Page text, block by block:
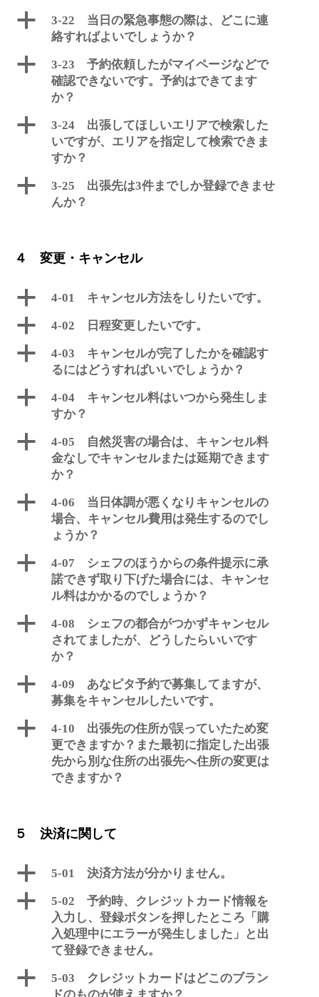
a
3-22 当日の緊急事態の際は、どこに連
絡すればよいでしょうか？
a
3-23 予約依頼したがマイページなどで
確認できないです。予約はできてます
か？
a
3-24 出張してほしいエリアで検索した
いですが、エリアを指定して検索できま
すか？
a
3-25 出張先は3件までしか登録できませ
んか？
４ 変更・キャンセル
a 4-01 キャンセル方法をしりたいです。
a 4-02 日程変更したいです。
a
4-03 キャンセルが完了したかを確認す
るにはどうすればいいでしょうか？
a
4-04 キャンセル料はいつから発生しま
すか？
a
4-05 自然災害の場合は、キャンセル料
金なしでキャンセルまたは延期できます
か？
a
4-06 当日体調が悪くなりキャンセルの
場合、キャンセル費用は発生するのでし
ょうか？
a
4-07 シェフのほうからの条件提示に承
諾できず取り下げた場合には、キャンセ
ル料はかかるのでしょうか？
a
4-08 シェフの都合がつかずキャンセル
されてましたが、どうしたらいいです
か？
a
4-09 あなピタ予約で募集してますが、
募集をキャンセルしたいです。
a
4-10 出張先の住所が誤っていたため変
更できますか？また最初に指定した出張
先から別な住所の出張先へ住所の変更は
できますか？
５ 決済に関して
a 5-01 決済方法が分かりません。
a
5-02 予約時、クレジットカード情報を
入力し、登録ボタンを押したところ「購
入処理中にエラーが発生しました」と出
て登録できません。
a
5-03 クレジットカードはどこのブラン